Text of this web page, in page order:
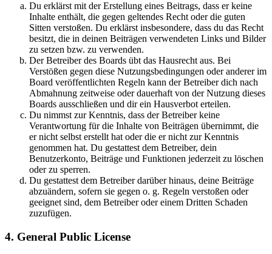
Du erklärst mit der Erstellung eines Beitrags, dass er keine
Inhalte enthält, die gegen geltendes Recht oder die guten
Sitten verstoßen. Du erklärst insbesondere, dass du das Recht
besitzt, die in deinen Beiträgen verwendeten Links und Bilder
zu setzen bzw. zu verwenden.
Der Betreiber des Boards übt das Hausrecht aus. Bei
Verstößen gegen diese Nutzungsbedingungen oder anderer im
Board veröffentlichten Regeln kann der Betreiber dich nach
Abmahnung zeitweise oder dauerhaft von der Nutzung dieses
Boards ausschließen und dir ein Hausverbot erteilen.
Du nimmst zur Kenntnis, dass der Betreiber keine
Verantwortung für die Inhalte von Beiträgen übernimmt, die
er nicht selbst erstellt hat oder die er nicht zur Kenntnis
genommen hat. Du gestattest dem Betreiber, dein
Benutzerkonto, Beiträge und Funktionen jederzeit zu löschen
oder zu sperren.
Du gestattest dem Betreiber darüber hinaus, deine Beiträge
abzuändern, sofern sie gegen o. g. Regeln verstoßen oder
geeignet sind, dem Betreiber oder einem Dritten Schaden
zuzufügen.
4. General Public License